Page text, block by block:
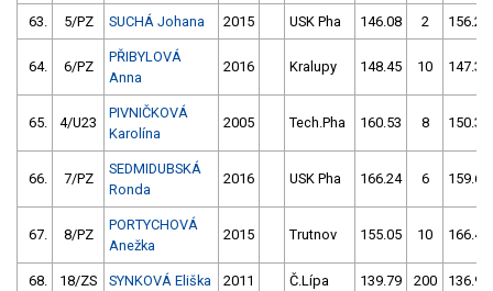
63. 5/PZ SUCHÁ Johana 2015 USK Pha 146.08 2 156.25
64. 6/PZ
PŘIBYLOVÁ
Anna
2016 Kralupy 148.45 10 147.34
65. 4/U23
PIVNIČKOVÁ
Karolína
2005 Tech.Pha 160.53 8 150.33
66. 7/PZ
SEDMIDUBSKÁ
Ronda
2016 USK Pha 166.24 6 159.63
67. 8/PZ
PORTYCHOVÁ
Anežka
2015 Trutnov 155.05 10 166.40
68. 18/ZS SYNKOVÁ Eliška 2011 Č.Lípa 139.79 200 136.94